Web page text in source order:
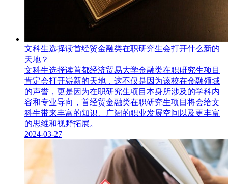
文科生选择读首经贸金融类在职研究生会打开什么新的
天地？
文科生选择读首都经济贸易大学金融类在职研究生​项目
肯定会打开崭新的天地，这不仅是因为该校在金融领域
的声誉，更是因为在职研究生项目本身所涉及的学科内
容和专业导向，首经贸金融类在职研究生项目将会给文
科生带来丰富的知识、广阔的职业发展空间以及更丰富
的思维和视野拓展。
2024-03-27